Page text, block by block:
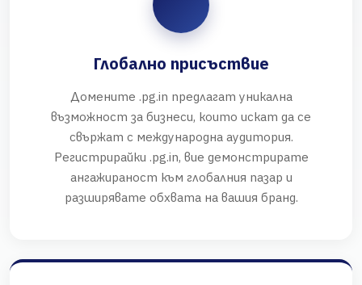
Глобално присъствие
Домените .pg.in предлагат уникална
възможност за бизнеси, които искат да се
свържат с международна аудитория.
Регистрирайки .pg.in, вие демонстрирате
ангажираност към глобалния пазар и
разширявате обхвата на вашия бранд.